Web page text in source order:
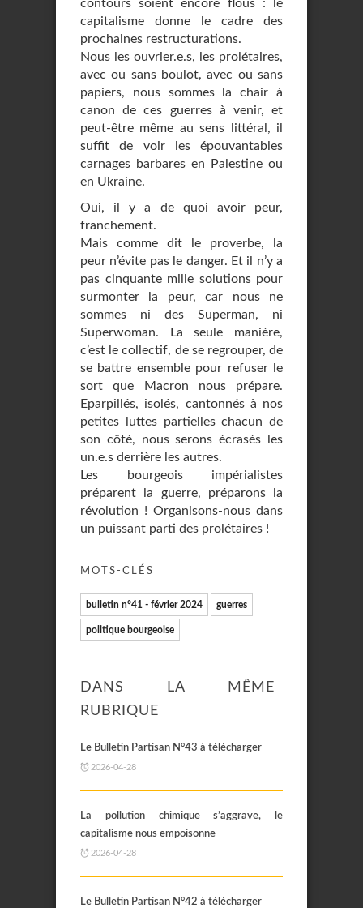
contours soient encore flous : le
capitalisme donne le cadre des
prochaines restructurations.
Nous les ouvrier.e.s, les prolétaires,
avec ou sans boulot, avec ou sans
papiers, nous sommes la chair à
canon de ces guerres à venir, et
peut-être même au sens littéral, il
suffit de voir les épouvantables
carnages barbares en Palestine ou
en Ukraine.
Oui, il y a de quoi avoir peur,
franchement.
Mais comme dit le proverbe, la
peur n’évite pas le danger. Et il n’y a
pas cinquante mille solutions pour
surmonter la peur, car nous ne
sommes ni des Superman, ni
Superwoman. La seule manière,
c’est le collectif, de se regrouper, de
se battre ensemble pour refuser le
sort que Macron nous prépare.
Eparpillés, isolés, cantonnés à nos
petites luttes partielles chacun de
son côté, nous serons écrasés les
un.e.s derrière les autres.
Les bourgeois impérialistes
préparent la guerre, préparons la
révolution ! Organisons-nous dans
un puissant parti des prolétaires !
MOTS-CLÉS
bulletin n°41 - février 2024 guerres
politique bourgeoise
DANS LA MÊME
RUBRIQUE
Le Bulletin Partisan N°43 à télécharger
2026-04-28
La pollution chimique s’aggrave, le
capitalisme nous empoisonne
2026-04-28
Le Bulletin Partisan N°42 à télécharger